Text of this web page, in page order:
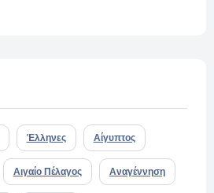
Έλληνες Αίγυπτος
Αιγαίο Πέλαγος Αναγέννηση